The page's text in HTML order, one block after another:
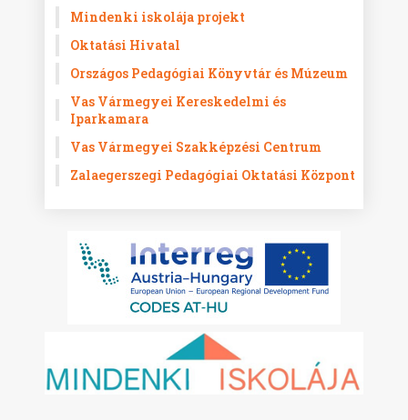
Mindenki iskolája projekt
Oktatási Hivatal
Országos Pedagógiai Könyvtár és Múzeum
Vas Vármegyei Kereskedelmi és
Iparkamara
Vas Vármegyei Szakképzési Centrum
Zalaegerszegi Pedagógiai Oktatási Központ